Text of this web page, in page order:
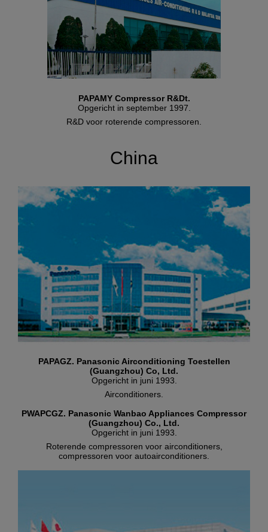
PAPAMY Compressor R&Dt.
Opgericht in september 1997.
R&D voor roterende compressoren.
China
PAPAGZ. Panasonic Airconditioning Toestellen
(Guangzhou) Co, Ltd.
Opgericht in juni 1993.
Airconditioners.
PWAPCGZ. Panasonic Wanbao Appliances Compressor
(Guangzhou) Co., Ltd.
Opgericht in juni 1993.
Roterende compressoren voor airconditioners,
compressoren voor autoairconditioners.